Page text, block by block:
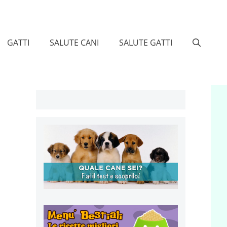
GATTI SALUTE CANI SALUTE GATTI